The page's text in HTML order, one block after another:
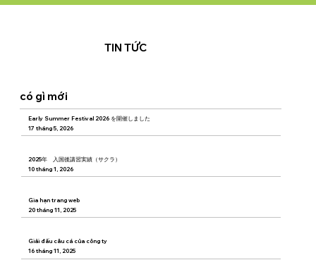
Early Summer Festival 2026 を開催しました
17 tháng 5, 2026
2025年 入国後講習実績（サクラ）
10 tháng 1, 2026
Gia hạn trang web
20 tháng 11, 2025
Giải đấu câu cá của công ty
16 tháng 11, 2025
có gì mới
TIN TỨC